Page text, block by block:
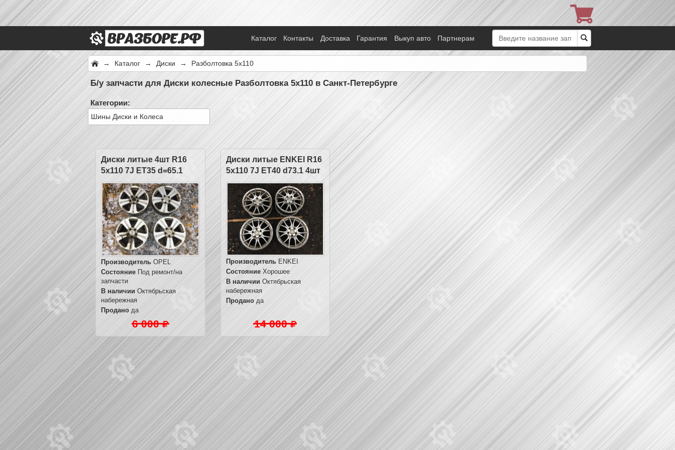
Каталог Контакты Доставка Гарантия Выкуп авто Партнерам
→ Каталог → Диски → Разболтовка 5x110
Б/у запчасти для Диски колесные Разболтовка 5x110 в Санкт-Петербурге
Категории:
Шины Диски и Колеса
Диски литые 4шт R16
5x110 7J ET35 d=65.1
OPEL
Производитель OPEL
Состояние Под ремонт/на
запчасти
В наличии Октябрьская
набережная
Продано да
6 000
Диски литые ENKEI R16
5x110 7J ET40 d73.1 4шт
ПроизводительENKEI
СостояниеХорошее
В наличии Октябрьская
набережная
Проданода
14 000